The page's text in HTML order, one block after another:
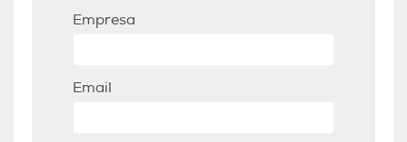
Empresa
Email